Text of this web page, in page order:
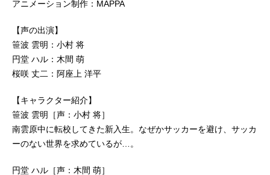
アニメーション制作：MAPPA
【声の出演】
笹波 雲明：小村 将
円堂 ハル：木間 萌
桜咲 丈二：阿座上 洋平
【キャラクター紹介】
笹波 雲明［声：小村 将］
南雲原中に転校してきた新入生。なぜかサッカーを避け、サッカ
ーのない世界を求めているが…。
円堂 ハル［声：木間 萌］